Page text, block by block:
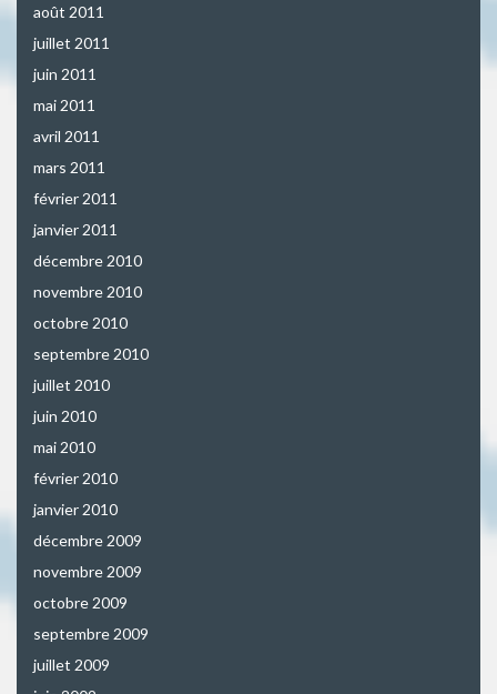
août 2011
juillet 2011
juin 2011
mai 2011
avril 2011
mars 2011
février 2011
janvier 2011
décembre 2010
novembre 2010
octobre 2010
septembre 2010
juillet 2010
juin 2010
mai 2010
février 2010
janvier 2010
décembre 2009
novembre 2009
octobre 2009
septembre 2009
juillet 2009